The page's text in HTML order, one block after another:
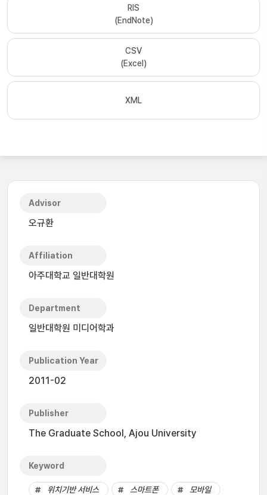
RIS
(EndNote)
CSV
(Excel)
XML
Advisor
오규환
Affiliation
아주대학교 일반대학원
Department
일반대학원 미디어학과
Publication Year
2011-02
Publisher
The Graduate School, Ajou University
Keyword
위치기반 서비스 스마트폰
모바일